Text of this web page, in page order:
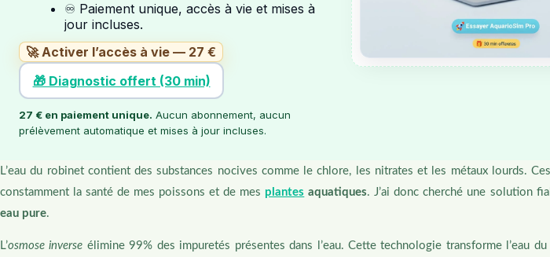
♾️ Paiement unique, accès à vie et mises à
jour incluses.
🚀 Activer l’accès à vie — 27 €
🎁 Diagnostic offert (30 min)
27 € en paiement unique. Aucun abonnement, aucun
prélèvement automatique et mises à jour incluses.
L’eau du robinet contient des substances nocives comme le chlore, les nitrates et les métaux lourds.
constamment la santé de mes poissons et de mes plantes aquatiques. J’ai donc cherché une solution
eau pure.
L’osmose inverse élimine 99% des impuretés présentes dans l’eau. Cette technologie transforme l’eau